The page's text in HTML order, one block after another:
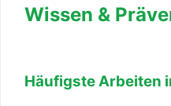
Wissen &
Häufigste Arbeiten